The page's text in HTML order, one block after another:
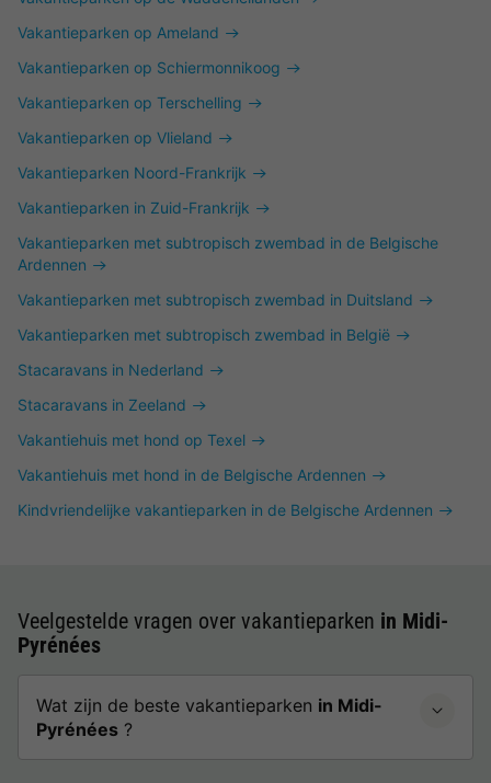
Vakantieparken op Ameland
Vakantieparken op Schiermonnikoog
Vakantieparken op Terschelling
Vakantieparken op Vlieland
Vakantieparken Noord-Frankrijk
Vakantieparken in Zuid-Frankrijk
Vakantieparken met subtropisch zwembad in de Belgische
Ardennen
Vakantieparken met subtropisch zwembad in Duitsland
Vakantieparken met subtropisch zwembad in België
Stacaravans in Nederland
Stacaravans in Zeeland
Vakantiehuis met hond op Texel
Vakantiehuis met hond in de Belgische Ardennen
Kindvriendelijke vakantieparken in de Belgische Ardennen
Veelgestelde vragen over vakantieparken in Midi-
Pyrénées
Wat zijn de beste vakantieparken in Midi-
Pyrénées ?